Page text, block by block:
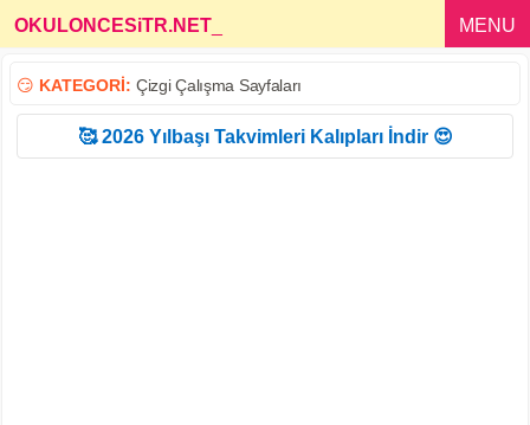
OKULONCESiTR.NET MENU
😏 KATEGORİ: Çizgi Çalışma Sayfaları
🥰 2026 Yılbaşı Takvimleri Kalıpları İndir 😍